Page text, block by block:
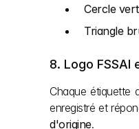
Cercle vert
Triangle
8. Logo FSSAI
Chaque étiquette
enregistré et
d'origine.